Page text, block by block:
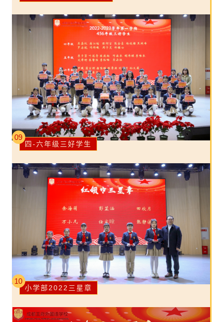
09
四-六年级三好学生
10
小学部2022三星章